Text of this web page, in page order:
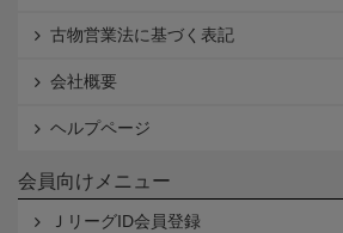
古物営業法に基づく表記
会社概要
ヘルプページ
会員向けメニュー
ＪリーグID会員登録